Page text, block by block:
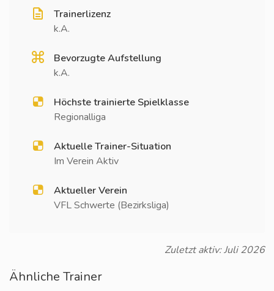
Trainerlizenz
k.A.
Bevorzugte Aufstellung
k.A.
Höchste trainierte Spielklasse
Regionalliga
Aktuelle Trainer-Situation
Im Verein Aktiv
Aktueller Verein
VFL Schwerte (Bezirksliga)
Zuletzt aktiv: Juli 2026
Ähnliche Trainer